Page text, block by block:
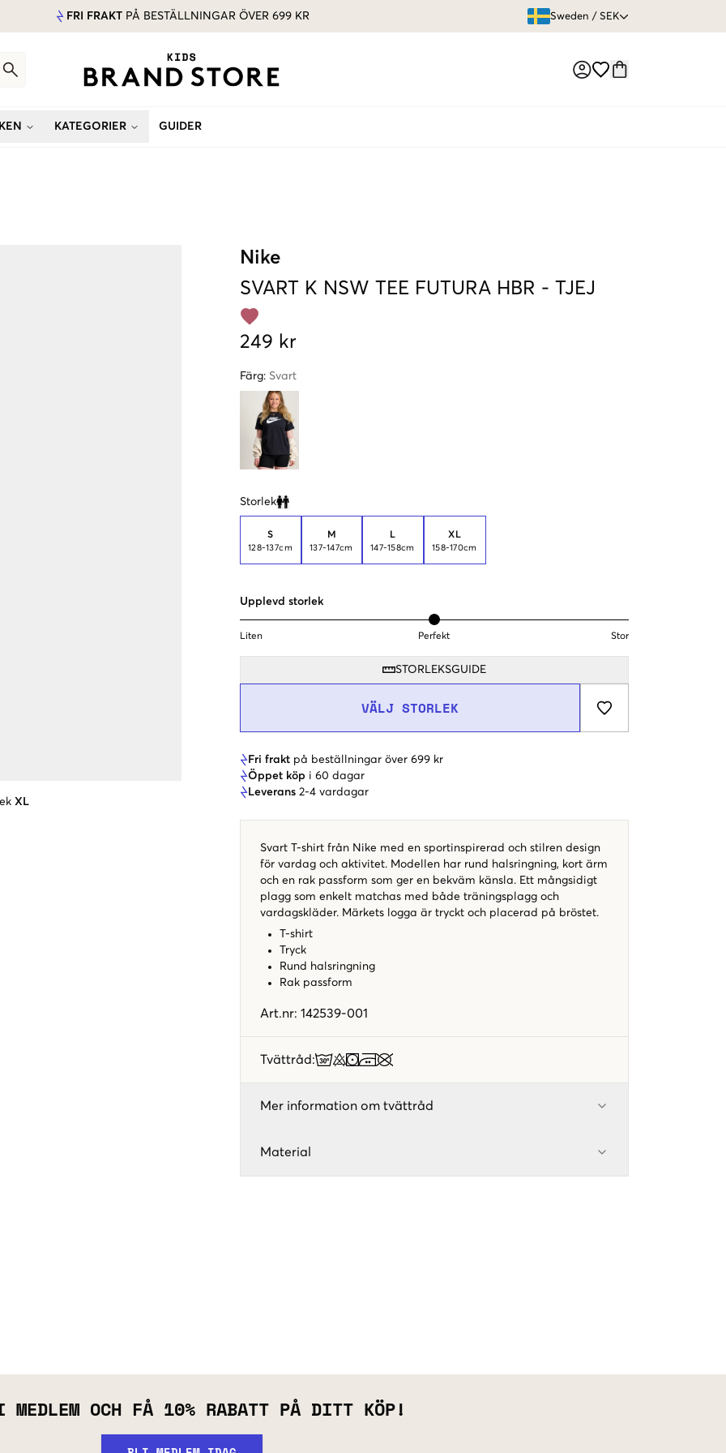
FRI FRAKT PÅ BESTÄLLNINGAR ÖVER 699 KR Sweden / SEK
KATEGORIER GUIDER
XL
Nike
SVART K NSW TEE FUTURA HBR - TJEJ
249 kr
Färg: Svart
Storlek
Clone modal
S
128-137cm
M
137-147cm
L
147-158cm
XL
158-170cm
Upplevd storlek
Liten Perfekt Stor
STORLEKSGUIDE
VÄLJ STORLEK
Fri frakt på beställningar över 699 kr
Öppet köp i 60 dagar
Leverans 2-4 vardagar
Svart T-shirt från Nike med en sportinspirerad och stilren design
för vardag och aktivitet. Modellen har rund halsringning, kort ärm
och en rak passform som ger en bekväm känsla. Ett mångsidigt
plagg som enkelt matchas med både träningsplagg och
vardagskläder. Märkets logga är tryckt och placerad på bröstet.
T-shirt
Tryck
Rund halsringning
Rak passform
Art.nr: 142539-001
Tvättråd:
Mer information om tvättråd
Material
MEDLEM OCH FÅ 10% RABATT PÅ DITT KÖP!